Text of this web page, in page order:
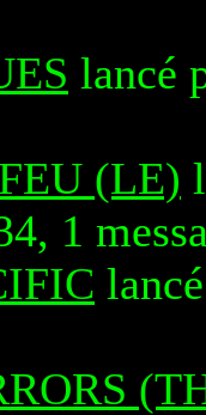
lancé
(LE)
1